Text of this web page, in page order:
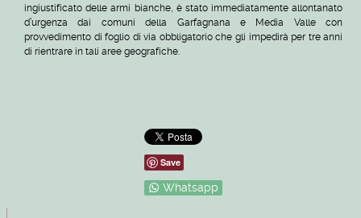
ingiustificato delle armi bianche, è stato immediatamente allontanato
d’urgenza dai comuni della Garfagnana e Media Valle con
provvedimento di foglio di via obbligatorio che gli impedirà per tre anni
di rientrare in tali aree geografiche.
Save
Whatsapp